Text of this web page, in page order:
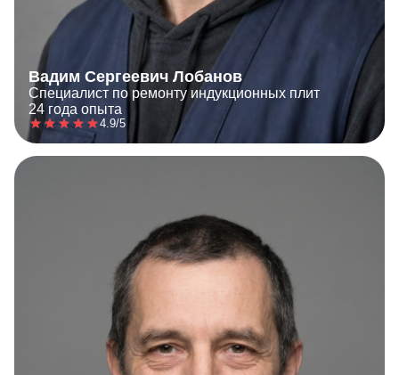
Вадим Сергеевич Лобанов
Специалист по ремонту индукционных плит
24 года опыта
4.9/5